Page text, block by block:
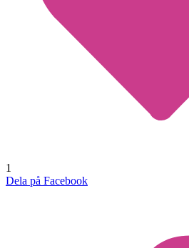
1
Dela på Facebook